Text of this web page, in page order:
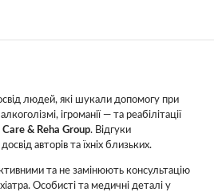
людей, які шукали допомогу при
ігроманії — та реабілітації
& Reha Group. Відгуки
авторів та їхніх близьких.
та не замінюють консультацію
Особисті та медичні деталі у